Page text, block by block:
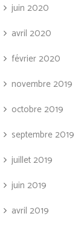
juin 2020
avril 2020
février 2020
novembre 2019
octobre 2019
septembre 2019
juillet 2019
juin 2019
avril 2019